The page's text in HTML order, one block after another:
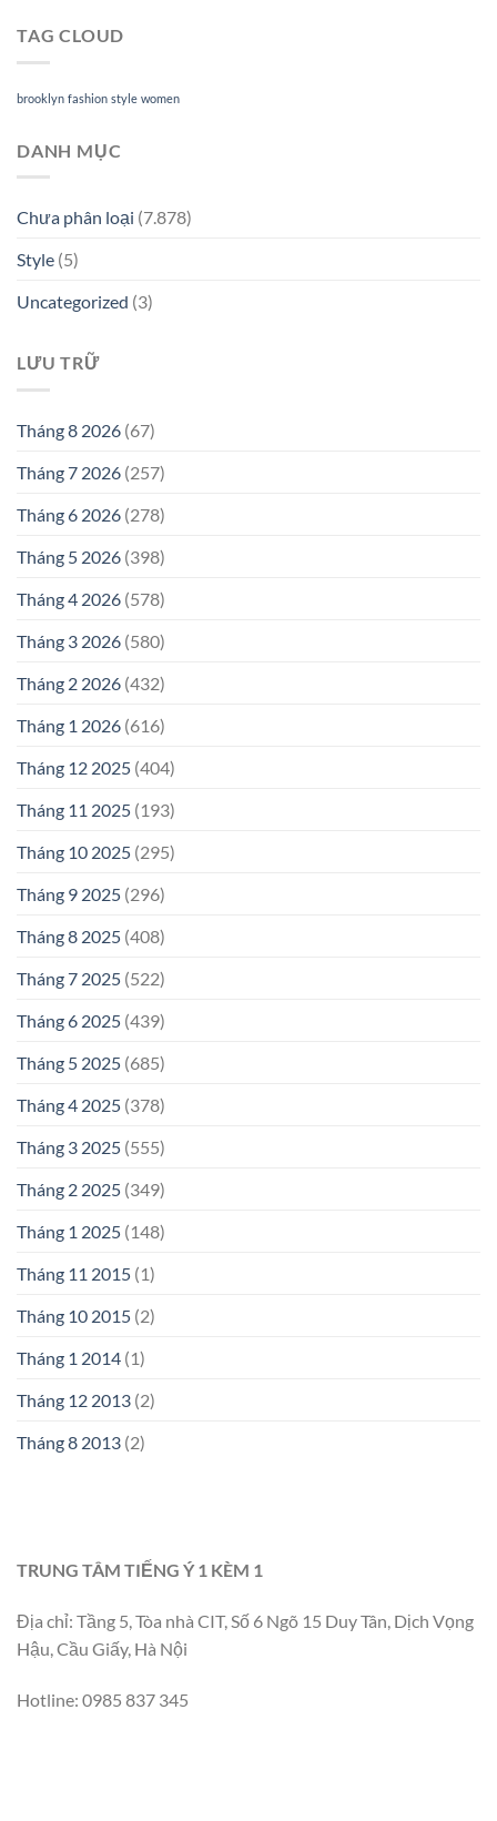
TAG CLOUD
brooklyn fashion style women
DANH MỤC
Chưa phân loại (7.878)
Style (5)
Uncategorized (3)
LƯU TRỮ
Tháng 8 2026 (67)
Tháng 7 2026 (257)
Tháng 6 2026 (278)
Tháng 5 2026 (398)
Tháng 4 2026 (578)
Tháng 3 2026 (580)
Tháng 2 2026 (432)
Tháng 1 2026 (616)
Tháng 12 2025 (404)
Tháng 11 2025 (193)
Tháng 10 2025 (295)
Tháng 9 2025 (296)
Tháng 8 2025 (408)
Tháng 7 2025 (522)
Tháng 6 2025 (439)
Tháng 5 2025 (685)
Tháng 4 2025 (378)
Tháng 3 2025 (555)
Tháng 2 2025 (349)
Tháng 1 2025 (148)
Tháng 11 2015 (1)
Tháng 10 2015 (2)
Tháng 1 2014 (1)
Tháng 12 2013 (2)
Tháng 8 2013 (2)
TRUNG TÂM TIẾNG Ý 1 KÈM 1
Địa chỉ: Tầng 5, Tòa nhà CIT, Số 6 Ngõ 15 Duy Tân, Dịch Vọng
Hậu, Cầu Giấy, Hà Nội
Hotline: 0985 837 345